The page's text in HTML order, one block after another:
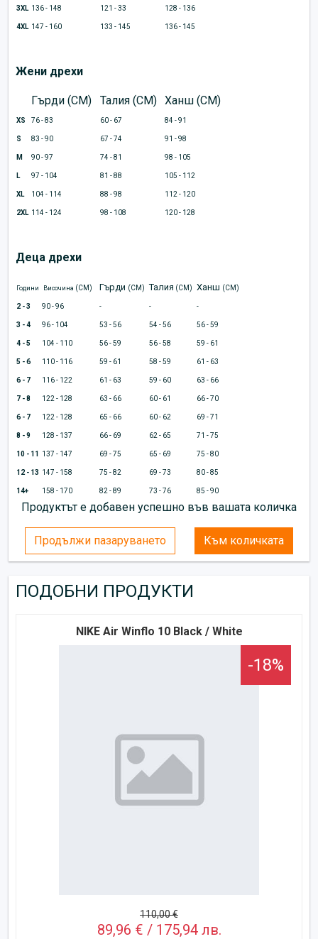
3XL 136 - 148 121 - 33 128 - 136
4XL 147 - 160 133 - 145 136 - 145
Жени дрехи
Гърди (CM) Талия (CM) Ханш (CM)
XS 76 - 83 60 - 67 84 - 91
S 83 - 90 67 - 74 91 - 98
M 90 - 97 74 - 81 98 - 105
L 97 - 104 81 - 88 105 - 112
XL 104 - 114 88 - 98 112 - 120
2XL 114 - 124 98 - 108 120 - 128
Деца дрехи
Години Височина (CM) Гърди (CM) Талия (CM) Ханш (CM)
2 - 3 90 - 96 - - -
3 - 4 96 - 104 53 - 56 54 - 56 56 - 59
4 - 5 104 - 110 56 - 59 56 - 58 59 - 61
5 - 6 110 - 116 59 - 61 58 - 59 61 - 63
6 - 7 116 - 122 61 - 63 59 - 60 63 - 66
7 - 8 122 - 128 63 - 66 60 - 61 66 - 70
6 - 7 122 - 128 65 - 66 60 - 62 69 - 71
8 - 9 128 - 137 66 - 69 62 - 65 71 - 75
10 - 11 137 - 147 69 - 75 65 - 69 75 - 80
12 - 13 147 - 158 75 - 82 69 - 73 80 - 85
14+ 158 - 170 82 - 89 73 - 76 85 - 90
Продуктът е добавен успешно във вашата количка
Продължи пазаруването Към количката
ПОДОБНИ ПРОДУКТИ
NIKE Air Winflo 10 Black / White
-18%
110,00 €
89,96 € / 175,94 лв.